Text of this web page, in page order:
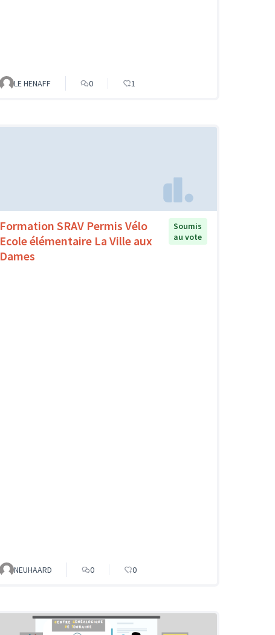
LE HENAFF 0 1
Formation SRAV Permis Vélo
Ecole élémentaire La Ville aux
Dames
Soumis
au vote
NEUHAARD 0 0